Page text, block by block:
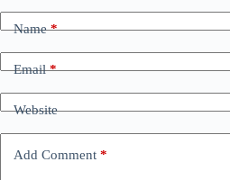
Name*
Email*
Website
Add Comment *